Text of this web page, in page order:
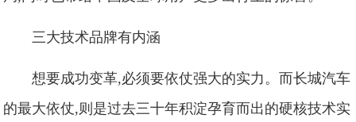
三大技术品牌有内涵
想要成功变革,必须要依仗强大的实力。而长城汽车
的最大依仗,则是过去三十年积淀孕育而出的硬核技术实